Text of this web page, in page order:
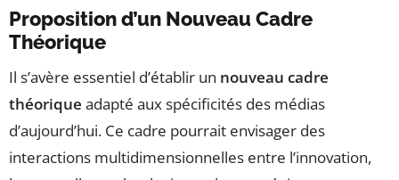
Proposition d’un Nouveau Cadre
Théorique
Il s’avère essentiel d’établir un nouveau cadre
théorique adapté aux spécificités des médias
d’aujourd’hui. Ce cadre pourrait envisager des
interactions multidimensionnelles entre l’innovation,